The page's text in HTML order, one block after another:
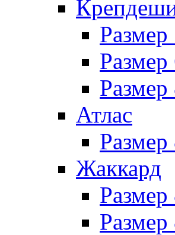
Атлас
Жаккард